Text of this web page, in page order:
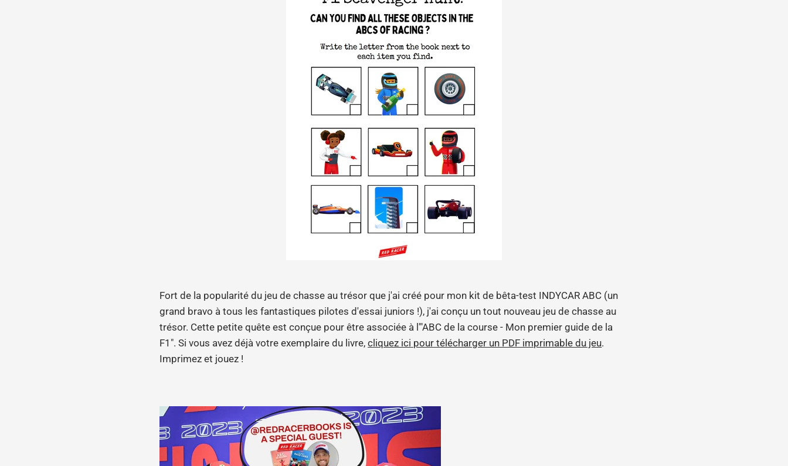
Fort de la popularité du jeu de chasse au trésor que j'ai créé pour mon kit de bêta-test INDYCAR ABC (un
grand bravo à tous les fantastiques pilotes d'essai juniors !), j'ai conçu un tout nouveau jeu de chasse au
trésor. Cette petite quête est conçue pour être associée à l'"ABC de la course - Mon premier guide de la
F1". Si vous avez déjà votre exemplaire du livre,cliquez ici pour télécharger un PDF imprimable du jeu.
Imprimez et jouez !